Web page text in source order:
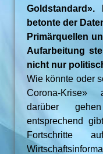
Goldstandard».
betonte der
Primärquellen
Aufarbeitung
nicht nur
Wie könnte oder
Corona-Krise»
darüber
entsprechend
Fortschritte